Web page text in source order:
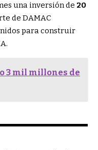
una inversión de 20
de DAMAC
para construir
3 mil millones de